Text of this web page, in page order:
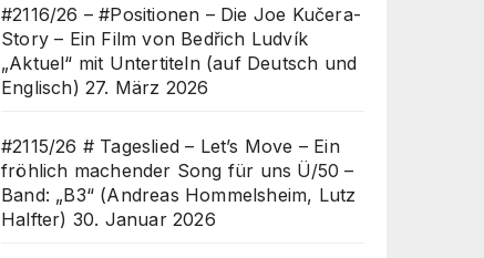
#2116/26 – #Positionen – Die Joe Kučera-
Story – Ein Film von Bedřich Ludvík
„Aktuel“ mit Untertiteln (auf Deutsch und
Englisch) 27. März 2026
#2115/26 # Tageslied – Let’s Move – Ein
fröhlich machender Song für uns Ü/50 –
Band: „B3“ (Andreas Hommelsheim, Lutz
Halfter) 30. Januar 2026